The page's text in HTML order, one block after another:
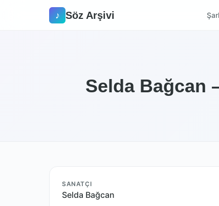
♪ Söz Arşivi
Selda Bağcan
SANATÇI
Selda Bağcan